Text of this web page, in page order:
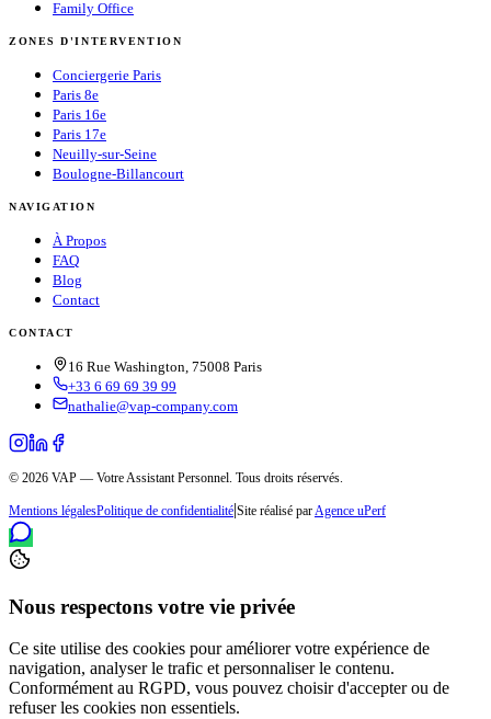
Family Office
ZONES D'INTERVENTION
Conciergerie Paris
Paris 8e
Paris 16e
Paris 17e
Neuilly-sur-Seine
Boulogne-Billancourt
NAVIGATION
À Propos
FAQ
Blog
Contact
CONTACT
16 Rue Washington, 75008 Paris
+33 6 69 69 39 99
nathalie@vap-company.com
© 2026 VAP — Votre Assistant Personnel. Tous droits réservés.
Mentions légalesPolitique de confidentialité|Site réalisé par Agence uPerf
Nous respectons votre vie privée
Ce site utilise des cookies pour améliorer votre expérience de
navigation, analyser le trafic et personnaliser le contenu.
Conformément au RGPD, vous pouvez choisir d'accepter ou de
refuser les cookies non essentiels.